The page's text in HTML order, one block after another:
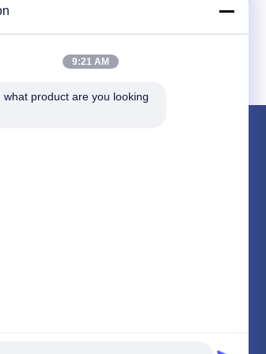
9:21 AM
what product are you looking